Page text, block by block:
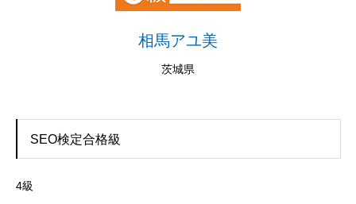
相馬アユ美
茨城県
SEO検定合格級
4級